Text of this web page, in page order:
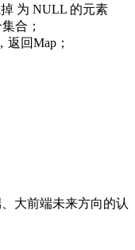
为 NULL 的元素
合；
回Map；
大前端未来方向的认